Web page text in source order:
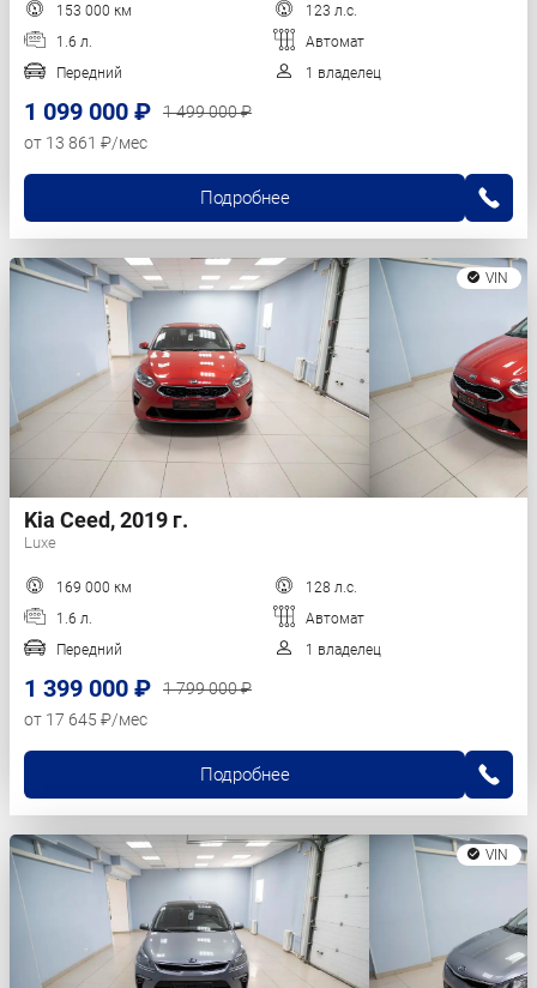
153 000 км
123 л.с.
1.6 л.
Автомат
Передний
1 владелец
1 099 000 ₽
1 499 000 ₽
от 13 861 ₽/мес
Подробнее
VIN
Kia Ceed, 2019 г.
Luxe
169 000 км
128 л.с.
1.6 л.
Автомат
Передний
1 владелец
1 399 000 ₽
1 799 000 ₽
от 17 645 ₽/мес
Подробнее
VIN